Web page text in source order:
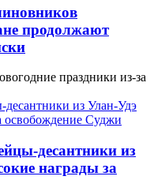
продолжают
праздники из-за
десантники из
награды за